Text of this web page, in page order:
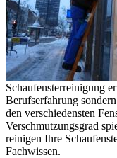
Schaufensterreinigung
Berufserfahrung
den verschiedensten
Verschmutzungsgrad
reinigen Ihre
Fachwissen.